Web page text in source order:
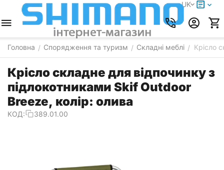
UK
Головна / Спорядження та туризм / Складні меблі / Крісло
Крісло складне для відпочинку з
підлокотниками Skif Outdoor
Breeze, колір: олива
КОД: 389.01.00